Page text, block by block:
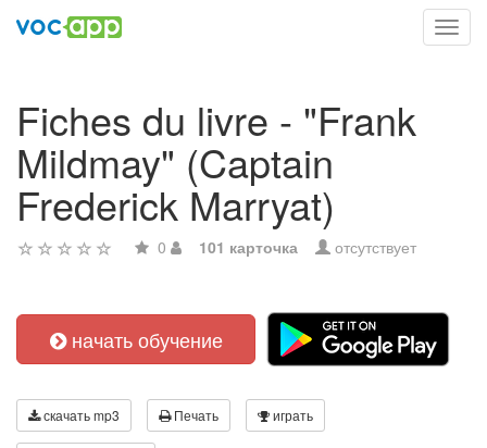
Fiches du livre - "Frank
Mildmay" (Captain
Frederick Marryat)
0 101 карточка отсутствует
начать обучение
скачать mp3 Печать играть